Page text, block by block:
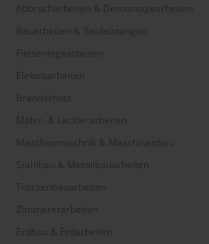
Abbrucharbeiten & Demontagearbeiten
Bauarbeiten & Bauleistungen
Fliesenlegearbeiten
Elektroarbeiten
Brandschutz
Maler- & Lackierarbeiten
Maschinentechnik & Maschinenbau
Stahlbau & Metallbauarbeiten
Trockenbauarbeiten
Zimmererarbeiten
Erdbau & Erdarbeiten